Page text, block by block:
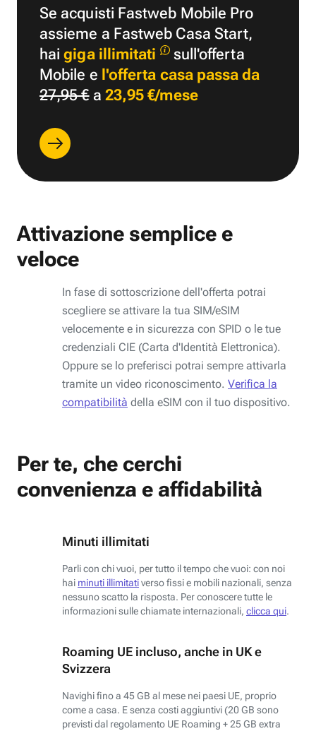
Se acquisti Fastweb Mobile Pro
assieme a Fastweb Casa Start,
haigiga illimitati
sull'offerta
Mobile e l'offerta casa passa da
27,95 €a 23,95 €/mese
Attivazione semplice e
veloce
In fase di sottoscrizione dell'offerta potrai
scegliere se attivare la tua SIM/eSIM
velocemente e in sicurezza con SPID o le tue
credenziali CIE (Carta d'Identità Elettronica).
Oppure se lo preferisci potrai sempre attivarla
tramite un video riconoscimento. Verifica la
compatibilità della eSIM con il tuo dispositivo.
Per te, che cerchi
convenienza e affidabilità
Minuti illimitati
Parli con chi vuoi, per tutto il tempo che vuoi: con noi
hai minuti illimitativerso fissi e mobili nazionali, senza
nessuno scatto la risposta. Per conoscere tutte le
informazioni sulle chiamate internazionali, clicca qui.
Roaming UE incluso, anche in UK e
Svizzera
Navighi fino a 45 GB al mese nei paesi UE, proprio
come a casa. E senza costi aggiuntivi (20 GB sono
previsti dal regolamento UE Roaming + 25 GB extra